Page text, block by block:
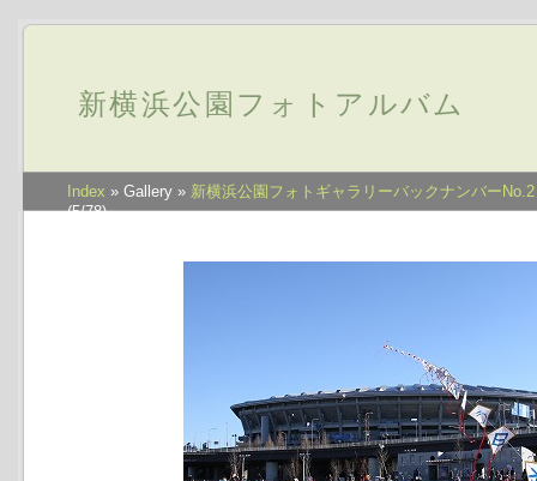
新横浜公園フォトアルバム
Index » Gallery » 新横浜公園フォトギャラリーバックナンバーNo.2
(5/78)